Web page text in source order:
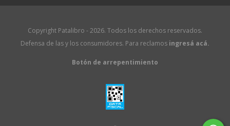
Copyright Patalibro - 2026. Todos los derechos reservados.
Defensa de las y los consumidores. Para reclamos ingresá acá.
Botón de arrepentimiento